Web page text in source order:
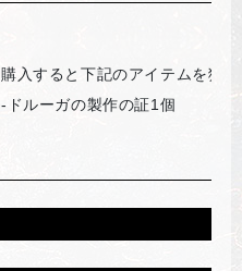
購入すると下記のアイテムを獲
- ドルーガの製作の証1個